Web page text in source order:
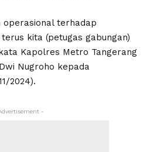
operasional terhadap
kita (petugas gabungan)
Kapolres Metro Tangerang
Nugroho kepada
2024).
-